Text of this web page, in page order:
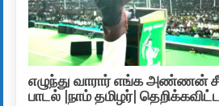
எழுந்து வாரார் எங்க அண்ணன்
பாடல் |நாம் தமிழர்|